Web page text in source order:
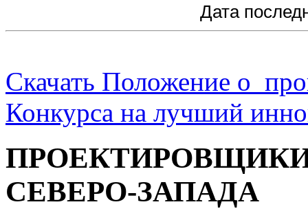
Дата
Скачать Положение о
Конкурса на лучший
СЕВЕРО-ЗАПАДА